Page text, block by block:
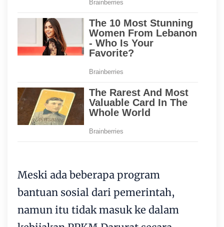
Meski ada beberapa program
bantuan sosial dari pemerintah,
namun itu tidak masuk ke dalam